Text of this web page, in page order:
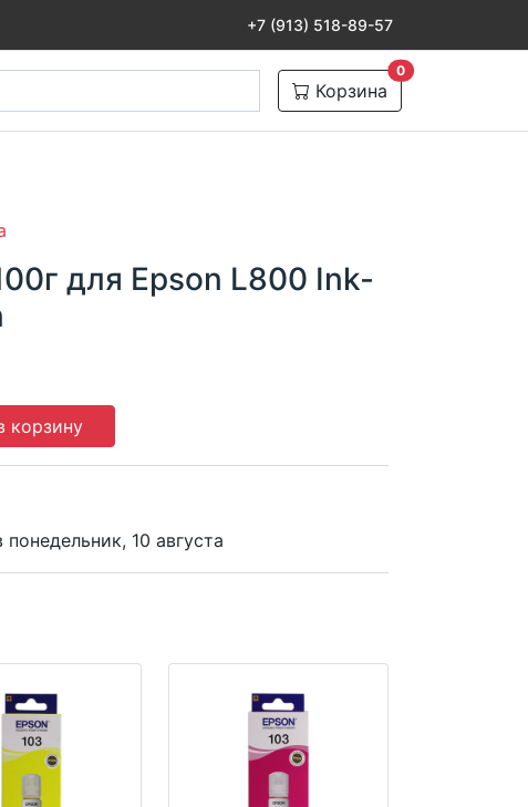
+7 (913) 518-89-57
Корзина
0товаров в корзине
для Epson L800 Ink-
корзину
понедельник, 10 августа